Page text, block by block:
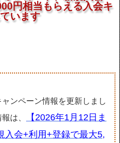

円相当もらえる入会キ
います
ンペーン情報を更新しまし
は、
【2026年1月12日ま
入会+利用+登録で最大5,